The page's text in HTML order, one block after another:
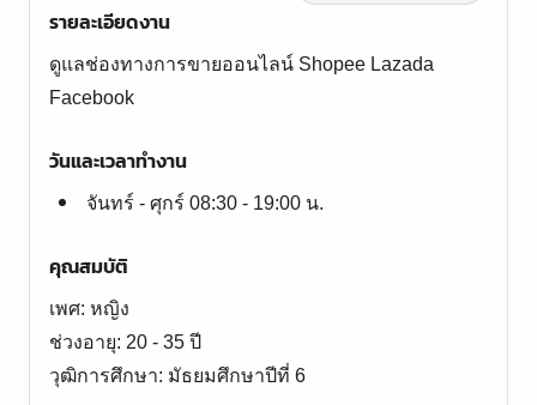
รายละเอียดงาน
ดูแลช่องทางการขายออนไลน์ Shopee Lazada
Facebook
วันและเวลาทำงาน
จันทร์ - ศุกร์ 08:30 - 19:00 น.
คุณสมบัติ
เพศ: หญิง
ช่วงอายุ: 20 - 35 ปี